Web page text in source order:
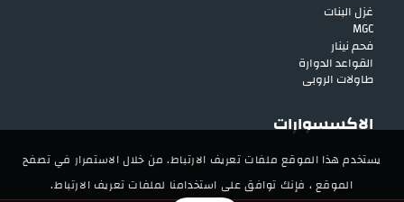
غزل البنات
MGC
فحم نينار
القواعد الدوارة
طاولات الروبي
الاكسسوارات
يستخدم هذا الموقع ملفات تعريف الارتباط. من خلال الاستمرار في تصفح
الموقع ، فإنك توافق على استخدامنا لملفات تعريف الارتباط.